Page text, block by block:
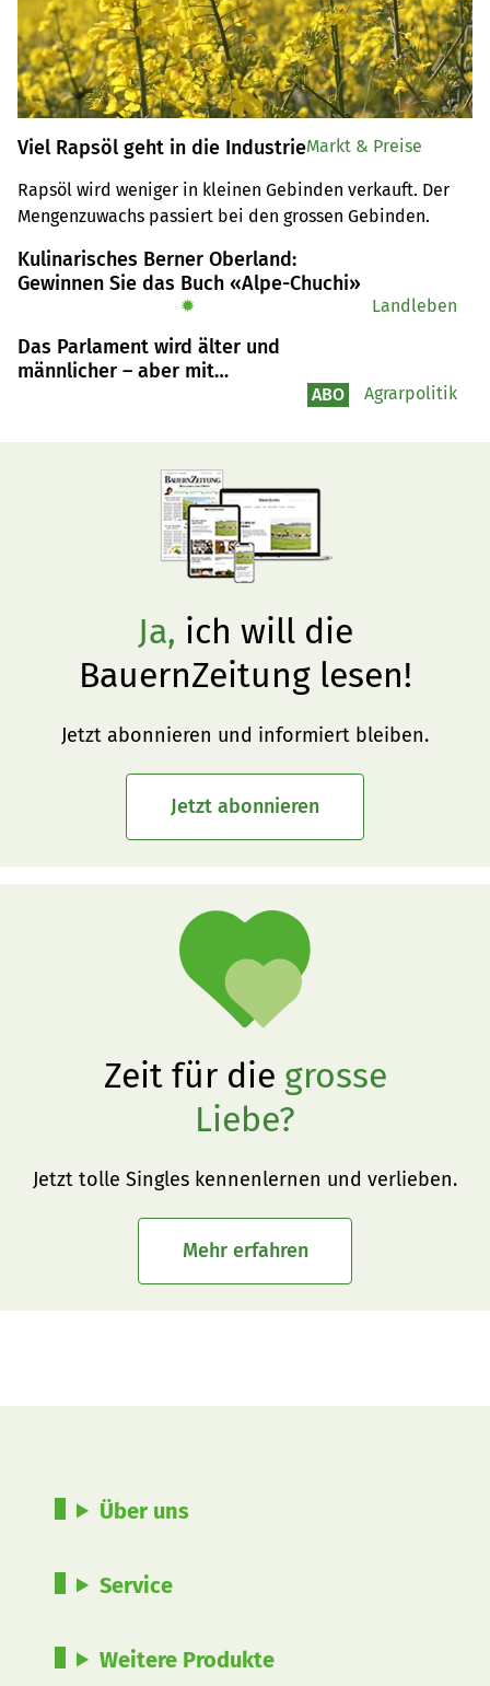
Viel Rapsöl geht in die Industrie
Rapsöl wird weniger in kleinen Gebinden verkauft. Der
Mengenzuwachs passiert bei den grossen Gebinden.
Markt & Preise
Kulinarisches Berner Oberland:
Gewinnen Sie das Buch «Alpe-Chuchi»
✹ Landleben
Das Parlament wird älter und
männlicher – aber mit
ABO Agrarpolitik
Ja, ich will die
BauernZeitung lesen!
Jetzt abonnieren und informiert bleiben.
Jetzt abonnieren
Zeit für die grosse
Liebe?
Jetzt tolle Singles kennenlernen und verlieben.
Mehr erfahren
Über uns
Service
Weitere Produkte